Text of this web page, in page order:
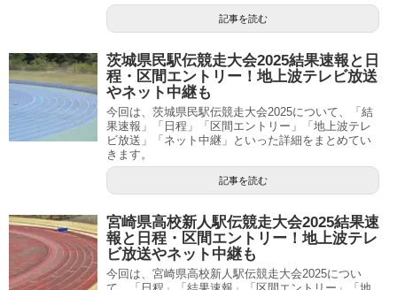
記事を読む
茨城県民駅伝競走大会2025結果速報と日
程・区間エントリー！地上波テレビ放送
やネット中継も
今回は、茨城県民駅伝競走大会2025について、「結
果速報」「日程」「区間エントリー」「地上波テレ
ビ放送」「ネット中継」といった詳細をまとめてい
きます。
記事を読む
宮崎県高校新人駅伝競走大会2025結果速
報と日程・区間エントリー！地上波テレ
ビ放送やネット中継も
今回は、宮崎県高校新人駅伝競走大会2025につい